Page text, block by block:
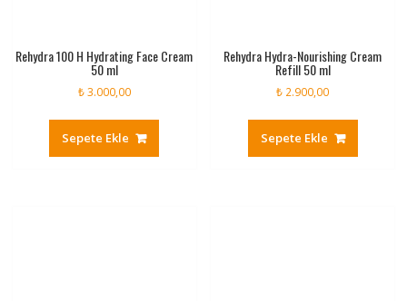
Rehydra 100 H Hydrating Face Cream
50 ml
₺3.000,00
Sepete Ekle
Rehydra Hydra-Nourishing Cream
Refill 50 ml
₺ 2.900,00
Sepete Ekle